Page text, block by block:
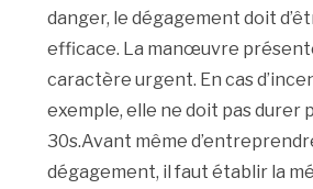
danger, le dégagement doit
efficace. La manœuvre
caractère urgent. En cas
exemple, elle ne doit pas durer
30s.Avant même
dégagement, il faut établir la